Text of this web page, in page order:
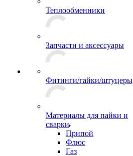
Теплообменники
Запчасти и аксессуары
Фитинги/гайки/штуцеры
Материалы для пайки и
сварки
Припой
Флюс
Газ